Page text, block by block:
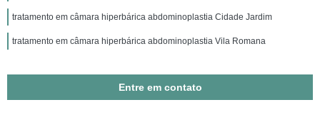
tratamento em câmara hiperbárica abdominoplastia Cidade Jardim
tratamento em câmara hiperbárica abdominoplastia Vila Romana
Entre em contato